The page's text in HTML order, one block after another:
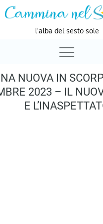
l'alba del sesto sole
NUOVA IN
2023 – IL
E